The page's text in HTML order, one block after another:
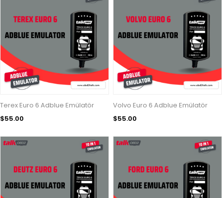
Terex Euro 6 Adblue Emülatör
$55.00
Volvo Euro 6 Adblue Emülatör
$55.00